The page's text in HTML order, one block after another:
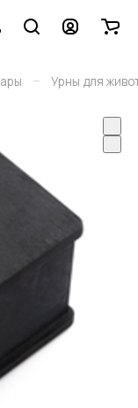
– Урны для